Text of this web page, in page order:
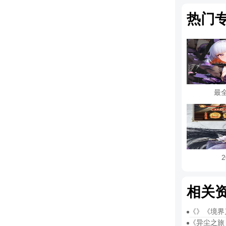
热门
最
相关
《》《境
《异尘之